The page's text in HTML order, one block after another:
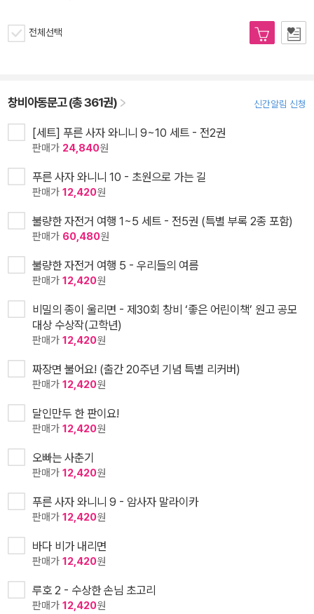
전체선택
창비아동문고 (총 361권) 신간알림 신청
[세트] 푸른 사자 와니니 9~10 세트 - 전2권
판매가 24,840원
푸른 사자 와니니 10 - 초원으로 가는 길
판매가 12,420원
불량한 자전거 여행 1~5 세트 - 전5권 (특별 부록 2종 포함)
판매가 60,480원
불량한 자전거 여행 5 - 우리들의 여름
판매가 12,420원
비밀의 종이 울리면 - 제30회 창비 ‘좋은 어린이책’ 원고 공모
대상 수상작(고학년)
판매가 12,420원
짜장면 불어요! (출간 20주년 기념 특별 리커버)
판매가 12,420원
달인만두 한 판이요!
판매가 12,420원
오빠는 사춘기
판매가 12,420원
푸른 사자 와니니 9 - 암사자 말라이카
판매가 12,420원
바다 비가 내리면
판매가 12,420원
루호 2 - 수상한 손님 초고리
판매가 12,420원